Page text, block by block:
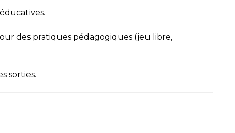
des pratiques pédagogiques (jeu libre,
sorties.